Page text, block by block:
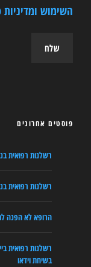
השימוש ומדיניות
פוסטים אחרונים
רשלנות רפואית
רשלנות רפואית
הרופא לא הפנה
רשלנות רפואית
בשיחת וידאו